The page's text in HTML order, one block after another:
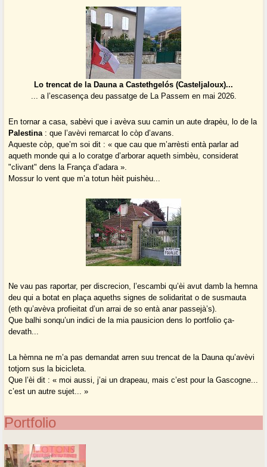
Lo trencat de la Dauna a Castethgelós (Casteljaloux)...
... a l’escasença deu passatge de La Passem en mai 2026.
En tornar a casa, sabèvi que i avèva suu camin un aute drapèu, lo de la
Palestina: que l’avèvi remarcat lo còp d’avans.
Aqueste còp, que’m soi dit : « que cau que m’arrèsti entà parlar ad
aqueth monde qui a lo coratge d’arborar aqueth simbèu, considerat
"clivant" dens la França d’adara ».
Mossur lo vent que m’a totun hèit puishèu...
Ne vau pas raportar, per discrecion, l’escambi qu’èi avut damb la hemna
deu qui a botat en plaça aqueths signes de solidaritat o de susmauta
(eth qu’avèva profieitat d’un arrai de so entà anar passejà’s).
Que balhi sonqu’un indici de la mia pausicion dens lo portfolio ça-
devath...
La hèmna ne m’a pas demandat arren suu trencat de la Dauna qu’avèvi
totjorn sus la bicicleta.
Que l’èi dit : « moi aussi, j’ai un drapeau, mais c’est pour la Gascogne...
c’est un autre sujet... »
Portfolio